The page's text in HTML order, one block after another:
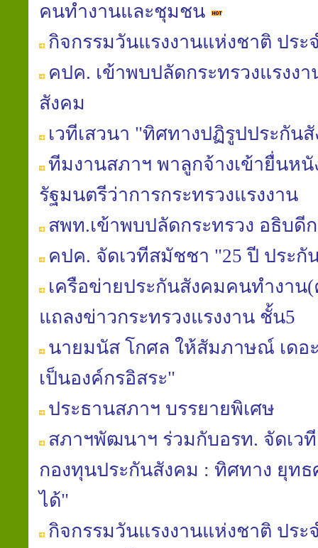
คนทำงานและชุมชน
กิจกรรมวันแรงงานแห่งชาติ ประ
คปค. เข้าพบปลัดกระทรวงแรงง
สังคม
เวทีเสวนา "ทิศทางปฏิรูปประกัน
ทีมงานสภาฯ พาลูกจ้างเข้ายื่นห
รัฐมนตรีว่าการกระทรวงแรงงาน
สพท.เข้าพบปลัดกระทรวง อธิบดี
คปค. จัดเวทีสมัชชา "25 ปี ประกั
เครือข่ายประกันสังคมคนทำงาน
แถลงข่าวกระทรวงแรงงาน ชั้น5
นายมนัส โกศล ให้สัมภาษณ์ เดอ
เป็นองค์กรอิสระ"
ประธานสภาฯ บรรยายพิเศษ
สภาฯพัฒนาฯ ร่วมกับอรท. จัดเว
กองทุนประกันสังคม : ทิศทาง ยุท
ได้"
กิจกรรมวันแรงงานแห่งชาติ ประ